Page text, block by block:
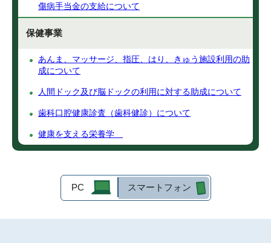
傷病手当金の支給について
保健事業
あんま、マッサージ、指圧、はり、きゅう施設利用の助
成について
人間ドック及び脳ドックの利用に対する助成について
歯科口腔健康診査（歯科健診）について
健康を支える栄養学
PC スマートフォン